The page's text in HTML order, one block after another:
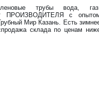
трубы вода,
ПРОИЗВОДИТЕЛЯ с
Мир Казань. Есть
склада по ценам